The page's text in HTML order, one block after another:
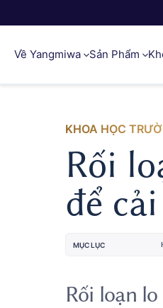
Về Yangmiwa Sản Phẩm
KHOA HỌC
Rối
để
MỤC LỤC
Rối loạn